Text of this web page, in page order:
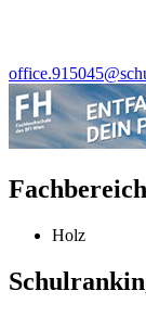
Holz